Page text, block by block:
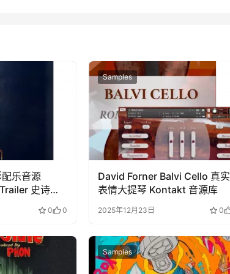
乐音源
史诗打
0 0
Samples
David Forner Balvi Cello 真实
表情大提琴 Kontakt 音源库
2025年12月23日 0
Samples